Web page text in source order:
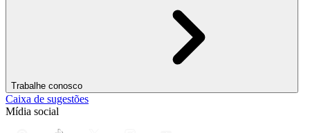
Trabalhe conosco
Caixa de sugestões
Mídia social